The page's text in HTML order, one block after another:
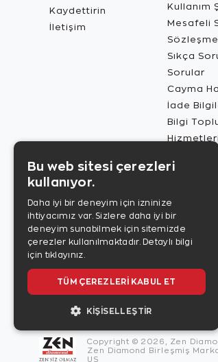
Kaydettirin
İletişim
Kullanım
Mesafeli
Sıkça
Sorular
Cayma
İade
Bilgi
Hizmetleri
Copyright © 2026, Zen
Zen Diamond Birleşmiş
US
Bu web sitesi çerezleri
kullanıyor.
Daha iyi bir deneyim için izninize
ihtiyacımız var. Sizlere daha iyi bir
deneyim sunabilmek için sitemizde
çerezler kullanılmaktadır. Detaylı bilgi
için tıklayınız.
TÜM ÇEREZLERI KABUL ET
KIŞISELLEŞTIR